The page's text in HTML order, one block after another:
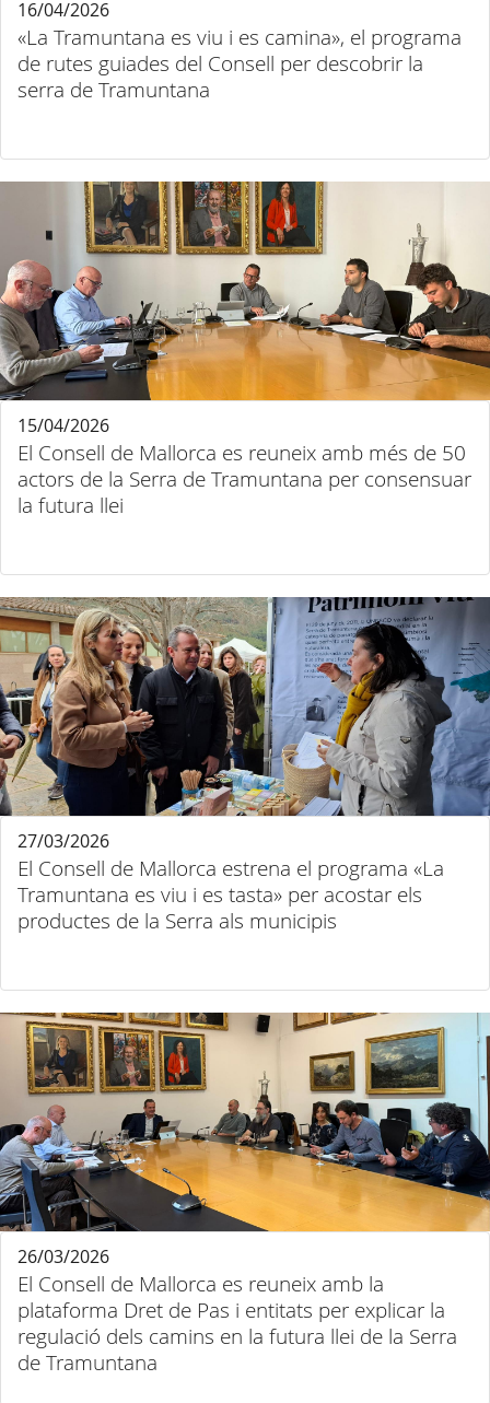
«La Tramuntana es viu i es camina», el programa
de rutes guiades del Consell per descobrir la
serra de Tramuntana
16/04/2026
El Consell de Mallorca es reuneix amb més de 50
actors de la Serra de Tramuntana per consensuar
la futura llei
15/04/2026
El Consell de Mallorca estrena el programa «La
Tramuntana es viu i es tasta» per acostar els
productes de la Serra als municipis
27/03/2026
El Consell de Mallorca es reuneix amb la
plataforma Dret de Pas i entitats per explicar la
regulació dels camins en la futura llei de la Serra
de Tramuntana
26/03/2026